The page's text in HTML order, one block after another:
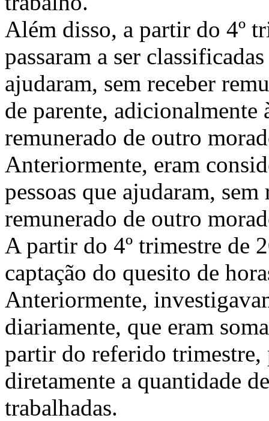
Além disso, a partir do 4º
passaram a ser
ajudaram, sem receber
de parente, adicionalmente
remunerado de outro
Anteriormente, eram
pessoas que ajudaram,
remunerado de outro
A partir do 4º trimestre de
captação do quesito de
Anteriormente,
diariamente, que eram
partir do referido trimestre,
diretamente a quantidade
trabalhadas.